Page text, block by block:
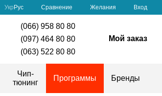
Укр Рус Сравнение Желания Вход
(066) 958 80 80
(097) 464 80 80
(063) 522 80 80
Мой заказ
Чип-
тюнинг
Программы Бренды